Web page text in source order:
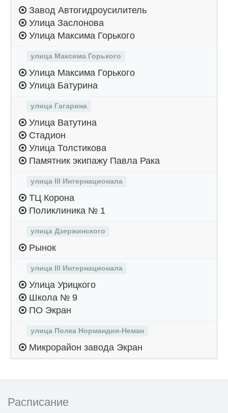
Завод Автогидроусилитель
Улица Заслонова
Улица Максима Горького
улица Максима Горького
Улица Максима Горького
Улица Батурина
улица Гагарина
Улица Ватутина
Стадион
Улица Толстикова
Памятник экипажу Павла Рака
улица III Интернационала
ТЦ Корона
Поликлиника № 1
улица Дзержинского
Рынок
улица III Интернационала
Улица Урицкого
Школа № 9
ПО Экран
улица Полка Нормандия-Неман
Микрорайон завода Экран
Расписание